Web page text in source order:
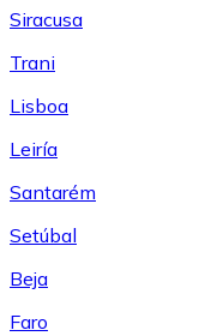
Siracusa
Trani
Lisboa
Leiría
Santarém
Setúbal
Beja
Faro